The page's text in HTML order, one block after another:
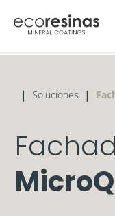
| Soluciones |